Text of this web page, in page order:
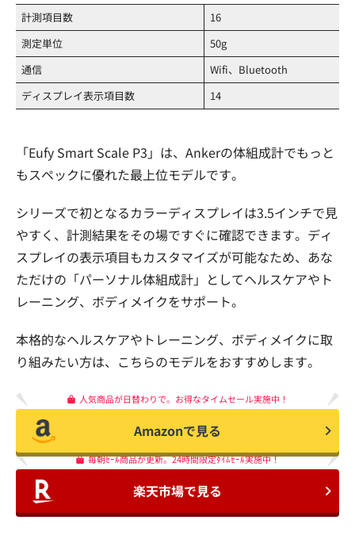
計測項目数
16
測定単位
50g
通信
Wifi、Bluetooth
ディスプレイ表示項目数
14
「Eufy Smart Scale P3」は、Ankerの体組成計でもっと
もスペックに優れた最上位モデルです。
シリーズで初となるカラーディスプレイは3.5インチで見
やすく、計測結果をその場ですぐに確認できます。ディ
スプレイの表示項目もカスタマイズが可能なため、あな
ただけの「パーソナル体組成計」としてヘルスケアやト
レーニング、ボディメイクをサポート。
本格的なヘルスケアやトレーニング、ボディメイクに取
り組みたい方は、こちらのモデルをおすすめします。
人気商品が日替わりで。お得なタイムセール実施中！
Amazonで見る
毎朝ｾｰﾙ商品が更新。24時間限定ﾀｲﾑｾｰﾙ実施中！
楽天市場で見る